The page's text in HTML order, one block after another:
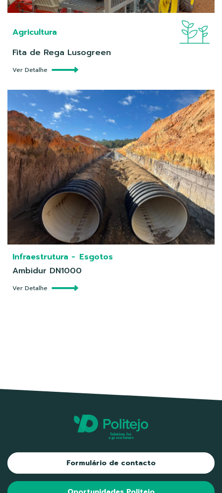
Agricultura
Fita de Rega Lusogreen
Ver Detalhe
Infraestrutura - Esgotos
Ambidur DN1000
Ver Detalhe
Formulário de contacto